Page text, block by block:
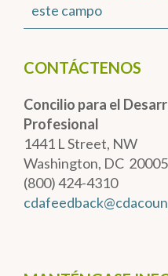
este campo
CONTÁCTENOS
Concilio para el
Profesional
1441 L Street, NW
Washington, DC 20005
(800) 424-4310